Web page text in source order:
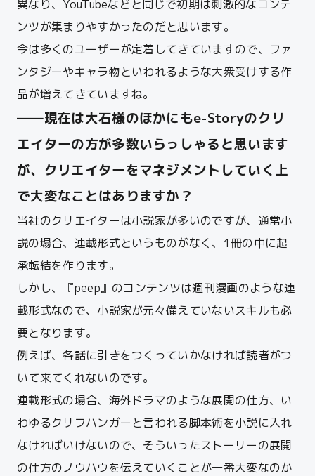
異なり、YouTubeなどと同じで初期は刺激的なコンテ
ンツが集まりやすかったのだと思います。
今は多くのユーザーが定着してきていますので、ファ
ンタジーやキャラ物といわれるような大衆受けする作
品が増えてきていますね。
──現在は大石様のほかにもe-Storyのクリ
エイターの方が多数いらっしゃると思います
が、クリエイターをマネジメントしていく上
で大変なことはありますか？
当社のクリエイターは小説家が多いのですが、通常小
説の場合、連載形式というものがなく、1冊の中に起
承転結を作ります。
しかし、『peep』のコンテンツは週刊漫画のような連
載形式なので、小説家が元々備えていないスキルも必
要となります。
例えば、各話に引きをつくっていかなければ読者がつ
いて来てくれないのです。
連載形式の場合、海外ドラマのような展開の仕方、い
わゆるクリフハンガーと言われる脚本術を小説に入れ
なければいけないので、そういったストーリーの展開
の仕方のノウハウを伝えていくことが一番大変なのか